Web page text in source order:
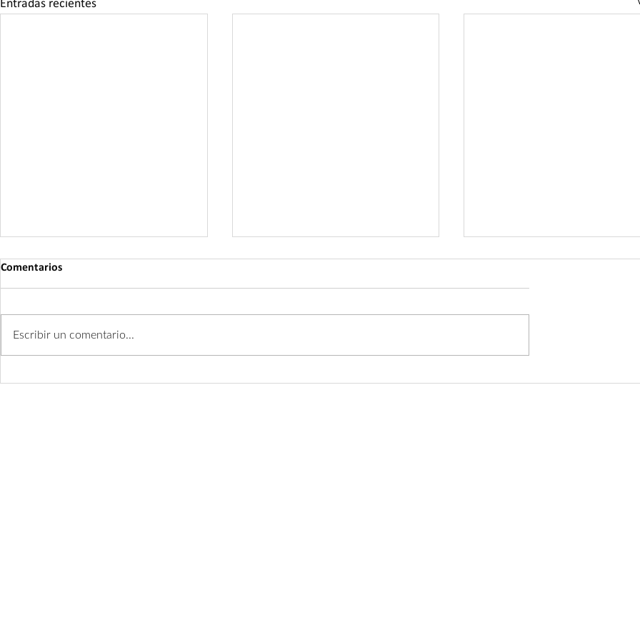
Entradas recientes
Comentarios
Escribir un comentario...